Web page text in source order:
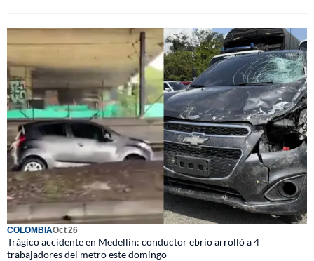
COLOMBIAOct 26
Trágico accidente en Medellín: conductor ebrio arrolló a 4
trabajadores del metro este domingo